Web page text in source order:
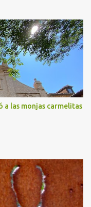
a las monjas carmelitas